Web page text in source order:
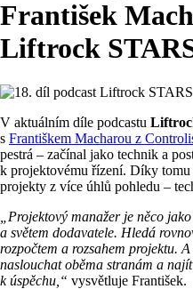
František
Liftrock
V aktuálním díle podcastu
s Františkem Macharou z
pestrá – začínal jako technik a
k projektovému řízení. Díky
projekty z více úhlů pohledu –
„Projektový manažer je něco
a světem dodavatele. Hledá
rozpočtem a rozsahem projektu.
naslouchat oběma stranám a
k úspěchu,“ vysvětluje František.